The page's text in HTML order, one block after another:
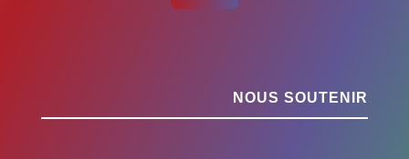
NOUS SOUTENIR